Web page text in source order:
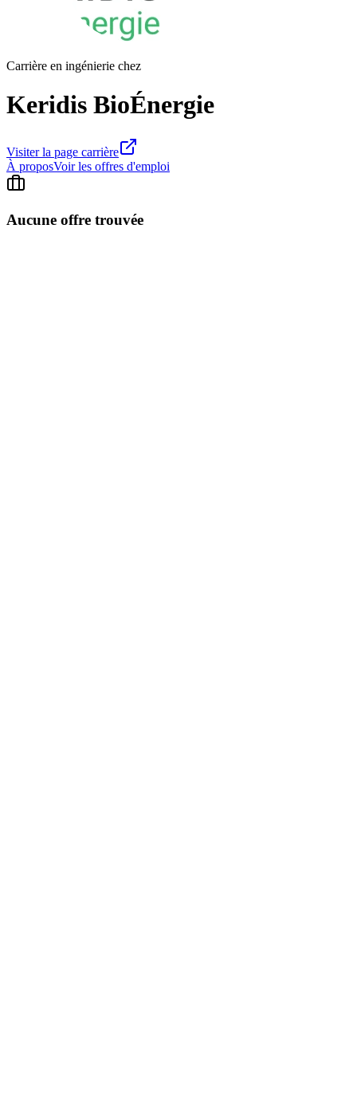
Carrière en ingénierie chez
Keridis BioÉnergie
Visiter la page carrière
À proposVoir les offres d'emploi
Aucune offre trouvée